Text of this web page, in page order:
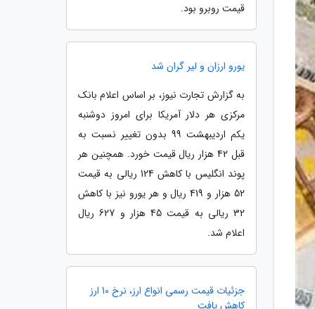
قیمت روبرو بود.
یورو ارزان و لیر گران شد
به گزارش تجارت نیوز، بر اساس اعلام بانک
مرکزی هر دلار آمریکا برای امروز دوشنبه
یکم اردیبهشت 99 بدون تغییر نسبت به
قبل 42 هزار ریال قیمت خورد. همچنین هر
پوند انگلیس با کاهش 124 ریالی به قیمت
52 هزار و 419 ریال و هر یورو نیز با کاهش
32 ریالی به قیمت 45 هزار و 627 ریال
اعلام شد.
جزئیات قیمت رسمی انواع ارز، نرخ 10 ارز
کاهش یافت